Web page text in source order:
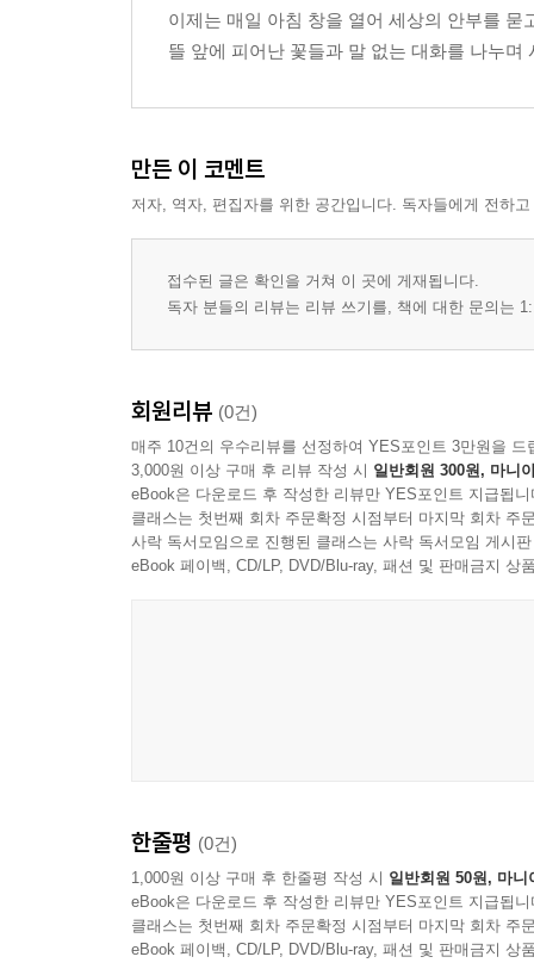
이제는 매일 아침 창을 열어 세상의 안부를 묻
뜰 앞에 피어난 꽃들과 말 없는 대화를 나누며
만든 이 코멘트
저자, 역자, 편집자를 위한 공간입니다. 독자들에게 전하
접수된 글은 확인을 거쳐 이 곳에 게재됩니다.
독자 분들의 리뷰는 리뷰 쓰기를, 책에 대한 문의는
회원리뷰 (0건)
매주 10건의 우수리뷰를 선정하여 YES포인트 3만원을 드
3,000원 이상 구매 후 리뷰 작성 시 일반회원 300원, 마니
eBook은 다운로드 후 작성한 리뷰만 YES포인트 지급됩니
클래스는 첫번째 회차 주문확정 시점부터 마지막 회차 주
사락 독서모임으로 진행된 클래스는 사락 독서모임 게시
eBook 페이백, CD/LP, DVD/Blu-ray, 패션 및 판매금지 상
한줄평 (0건)
1,000원 이상 구매 후 한줄평 작성 시 일반회원 50원, 마니
eBook은 다운로드 후 작성한 리뷰만 YES포인트 지급됩니
클래스는 첫번째 회차 주문확정 시점부터 마지막 회차 주
eBook 페이백, CD/LP, DVD/Blu-ray, 패션 및 판매금지 상